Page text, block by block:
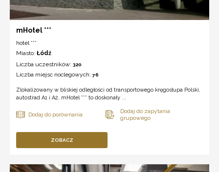
mHotel ***
hotel ***
Miasto: Łódź
Liczba uczestników: 320
Liczba miejsc noclegowych: 76
Zlokalizowany w bliskiej odległości od transportowego kręgosłupa Polski,
autostrad A1 i A2, mHotel *** to doskonały ...
ZOBACZ